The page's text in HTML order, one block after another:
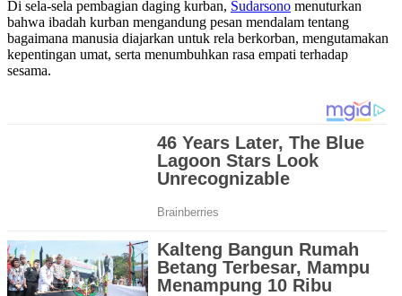
Di sela-sela pembagian daging kurban, Sudarsono menuturkan
bahwa ibadah kurban mengandung pesan mendalam tentang
bagaimana manusia diajarkan untuk rela berkorban, mengutamakan
kepentingan umat, serta menumbuhkan rasa empati terhadap
sesama.